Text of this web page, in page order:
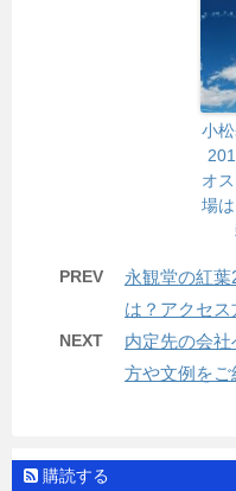
小
オ
場
PREV
永観堂の紅
は？アクセ
NEXT
内定先の会
方や文例をご
購読する